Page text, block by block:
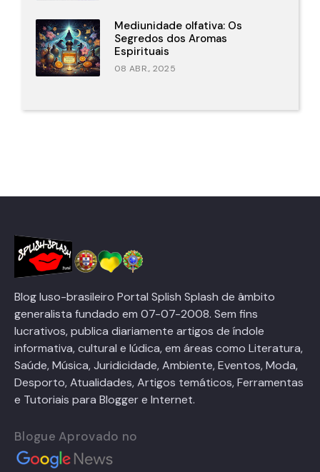
Mediunidade olfativa: Os
Segredos dos Aromas
Espirituais
08 ABR., 2025
Blog luso-brasileiro Portal Splish Splash de âmbito
generalista fundado em 07-07-2008. Sem fins
lucrativos, publica diariamente artigos de índole
informativa, cultural e lúdica, em áreas como Literatura,
Saúde, Música, Juridicidade, Ambiente, Eventos, Moda,
Desporto, Atualidades, Artigos temáticos, Ferramentas
e Tutoriais para Blogger e Internet.
Blogue Aprovado no